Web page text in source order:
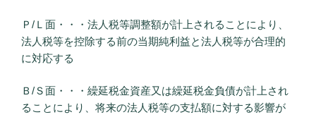
Ｐ/Ｌ面・・・法人税等調整額が計上されることにより、
法人税等を控除する前の当期純利益と法人税等が合理的
に対応する
Ｂ/Ｓ面・・・繰延税金資産又は繰延税金負債が計上され
ることにより、将来の法人税等の支払額に対する影響が